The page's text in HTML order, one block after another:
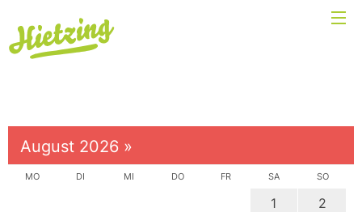
August 2026 »
MO DI MI DO FR SA SO
1
2